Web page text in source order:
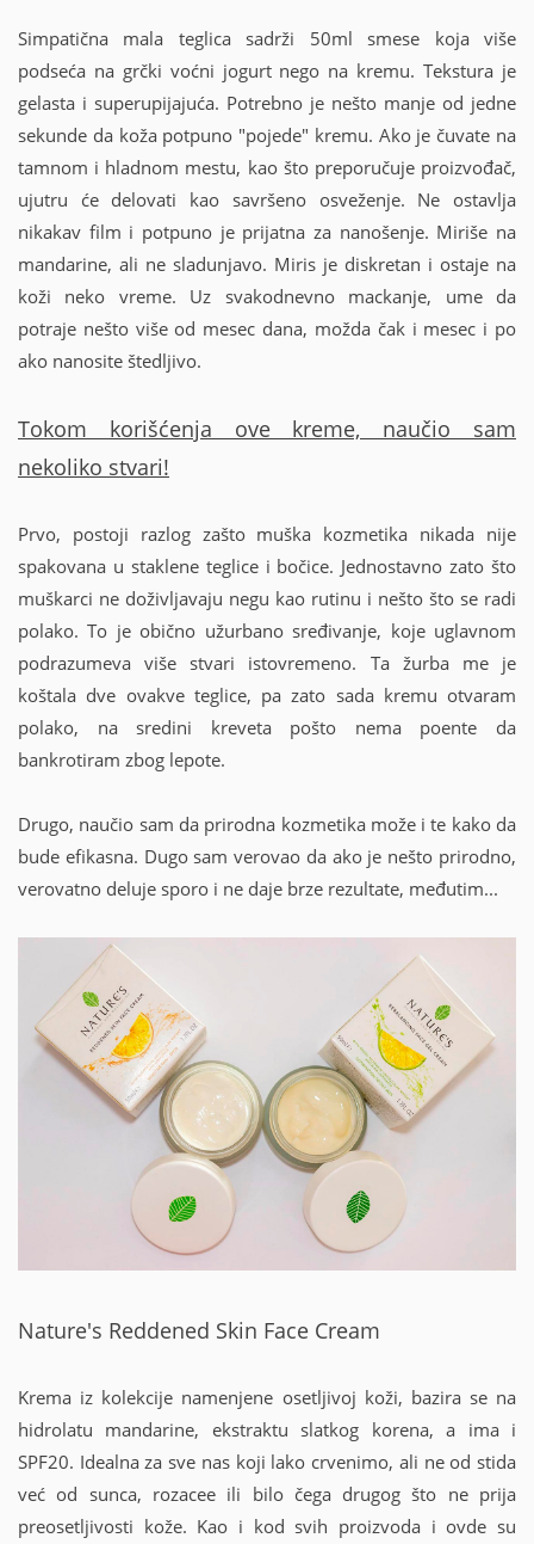
Simpatična mala teglica sadrži 50ml smese koja više
podseća na grčki voćni jogurt nego na kremu. Tekstura je
gelasta i superupijajuća. Potrebno je nešto manje od jedne
sekunde da koža potpuno "pojede" kremu. Ako je čuvate na
tamnom i hladnom mestu, kao što preporučuje proizvođač,
ujutru će delovati kao savršeno osveženje. Ne ostavlja
nikakav film i potpuno je prijatna za nanošenje. Miriše na
mandarine, ali ne sladunjavo. Miris je diskretan i ostaje na
koži neko vreme. Uz svakodnevno mackanje, ume da
potraje nešto više od mesec dana, možda čak i mesec i po
ako nanosite štedljivo.
Tokom korišćenja ove kreme, naučio sam
nekoliko stvari!
Prvo, postoji razlog zašto muška kozmetika nikada nije
spakovana u staklene teglice i bočice. Jednostavno zato što
muškarci ne doživljavaju negu kao rutinu i nešto što se radi
polako. To je obično užurbano sređivanje, koje uglavnom
podrazumeva više stvari istovremeno. Ta žurba me je
koštala dve ovakve teglice, pa zato sada kremu otvaram
polako, na sredini kreveta pošto nema poente da
bankrotiram zbog lepote.
Drugo, naučio sam da prirodna kozmetika može i te kako da
bude efikasna. Dugo sam verovao da ako je nešto prirodno,
verovatno deluje sporo i ne daje brze rezultate, međutim...
Nature's Reddened Skin Face Cream
Krema iz kolekcije namenjene osetljivoj koži, bazira se na
hidrolatu mandarine, ekstraktu slatkog korena, a ima i
SPF20. Idealna za sve nas koji lako crvenimo, ali ne od stida
već od sunca, rozacee ili bilo čega drugog što ne prija
preosetljivosti kože. Kao i kod svih proizvoda i ovde su